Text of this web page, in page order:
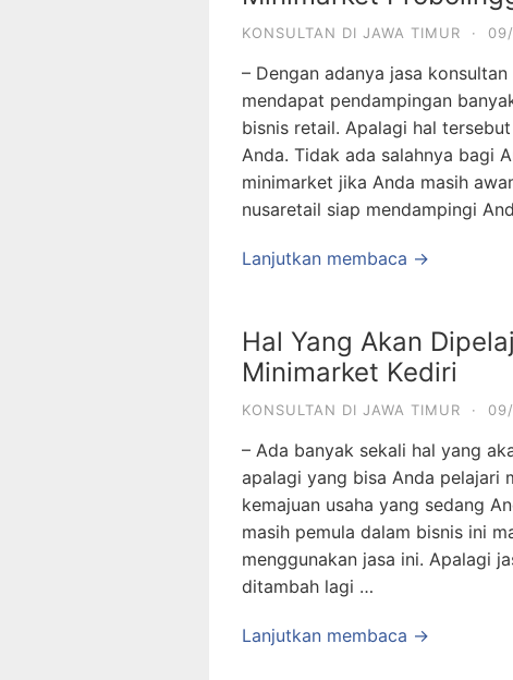
KONSULTAN DI JAWA TIMUR ·
– Dengan adanya jasa
mendapat pendampingan
bisnis retail. Apalagi hal
Anda. Tidak ada salahnya bagi
minimarket jika Anda masih
nusaretail siap mendampingi
Lanjutkan membaca →
Hal Yang Akan
Minimarket Kediri
KONSULTAN DI JAWA TIMUR ·
– Ada banyak sekali hal yang
apalagi yang bisa Anda pelajari
kemajuan usaha yang sedang
masih pemula dalam bisnis ini
menggunakan jasa ini. Apalagi
ditambah lagi …
Lanjutkan membaca →